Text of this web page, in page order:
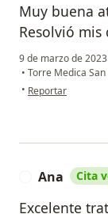
Muy buena
Resolvió mis
9 de marzo de 2023
• Torre Medica
• en opinión del
Reportar
Ana Cita
Excelente